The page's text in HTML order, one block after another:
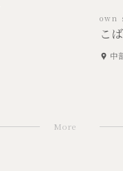
More
own
こ
中